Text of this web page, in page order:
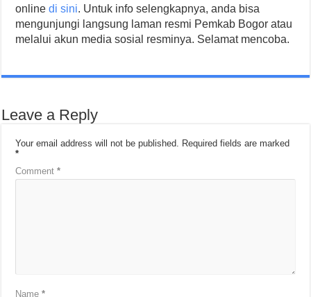
onlinedi sini. Untuk info selengkapnya, anda bisa
mengunjungi langsung laman resmi Pemkab Bogor atau
melalui akun media sosial resminya. Selamat mencoba.
Leave a Reply
Your email address will not be published. Required fields are marked
*
Comment*
Name*